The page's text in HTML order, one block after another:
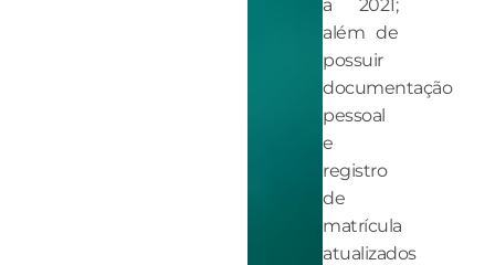
a 2021;
além de
possuir
documentação
pessoal
e
registro
de
matrícula
atualizados